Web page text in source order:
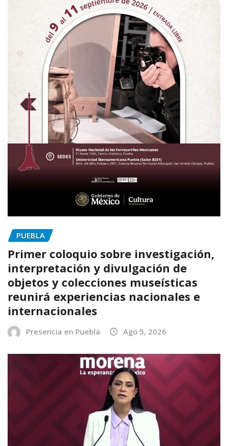
PUEBLA
Primer coloquio sobre investigación,
interpretación y divulgación de
objetos y colecciones museísticas
reunirá experiencias nacionales e
internacionales
Presencia en Puebla Ago 5, 2026